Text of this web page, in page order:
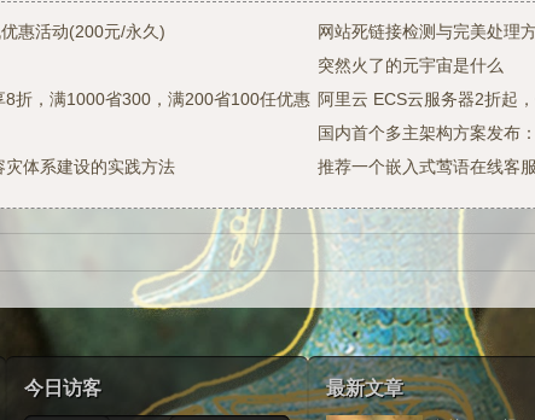
惠活动(200元/永久)
网站死链接检测与完美处理
突然火了的元宇宙是什么
折，满1000省300，满200省100任优惠，年付低至6折
阿里云 ECS云服务器2折起
国内首个多主架构方案发布
体系建设的实践方法
推荐一个嵌入式莺语在线客
今日访客 最新文章